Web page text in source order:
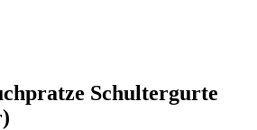
Schultergurte